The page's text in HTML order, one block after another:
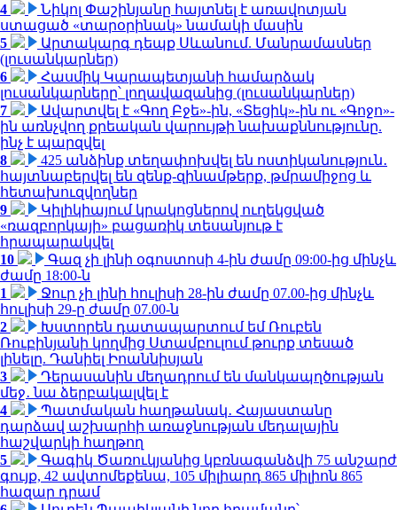
4
Նիկոլ Փաշինյանը հայտնել է առավոտյան
ստացած «տարօրինակ» նամակի մասին
5
Արտակարգ դեպք Սևանում. Մանրամասներ
(լուսանկարներ)
6
Հասմիկ Կարապետյանի համարձակ
լուսանկարները՝ լողավազանից (լուսանկարներ)
7
Ավարտվել է «Գող Բջե»-ին, «Տեցիկ»-ին ու «Գոջո»-
ին առնչվող քրեական վարույթի նախաքննությունը.
ինչ է պարզվել
8
425 անձինք տեղափոխվել են ոստիկանություն․
հայտնաբերվել են զենք-զինամթերք, թմրամիջոց և
հետախուզվողներ
9
Կիլիկիայում կրակոցներով ուղեկցված
«ռազբորկայի» բացառիկ տեսանյութ է
հրապարակվել
10
Գազ չի լինի օգոստոսի 4-ին ժամը 09:00-ից մինչև
ժամը 18:00-ն
1
Ջուր չի լինի հուլիսի 28-ին ժամը 07.00-ից մինչև
հուլիսի 29-ը ժամը 07.00-ն
2
Խստորեն դատապարտում եմ Ռուբեն
Ռուբինյանի կողմից Ստամբուլում թուրք տեսած
լինելը. Դանիել Իոաննիսյան
3
Դերասանին մեղադրում են մանկապղծության
մեջ․ նա ձերբակալվել է
4
Պատմական հաղթանակ․ Հայաստանը
դարձավ աշխարհի առաջնության մեդալային
հաշվարկի հաղթող
5
Գագիկ Ծառուկյանից կբռնագանձվի 75 անշարժ
գույք, 42 ավտոմեքենա, 105 միլիարդ 865 միլիոն 865
հազար դրամ